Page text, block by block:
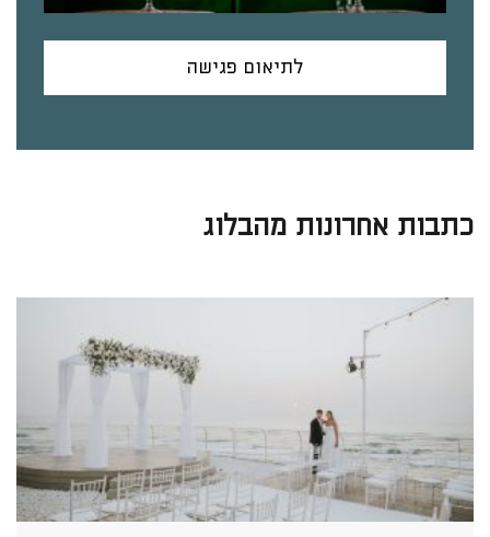
לתיאום פגישה
כתבות אחרונות מהבלוג